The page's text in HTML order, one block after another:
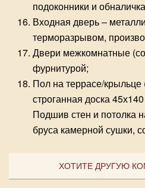
подоконники и
Входная дверь –
терморазрывом,
Двери межкомнатные
фурнитурой;
Пол на террасе/крыльце
строганная доска
Подшив стен и потолка
бруса камерной сушки,
ХОТИТЕ ДРУГУЮ